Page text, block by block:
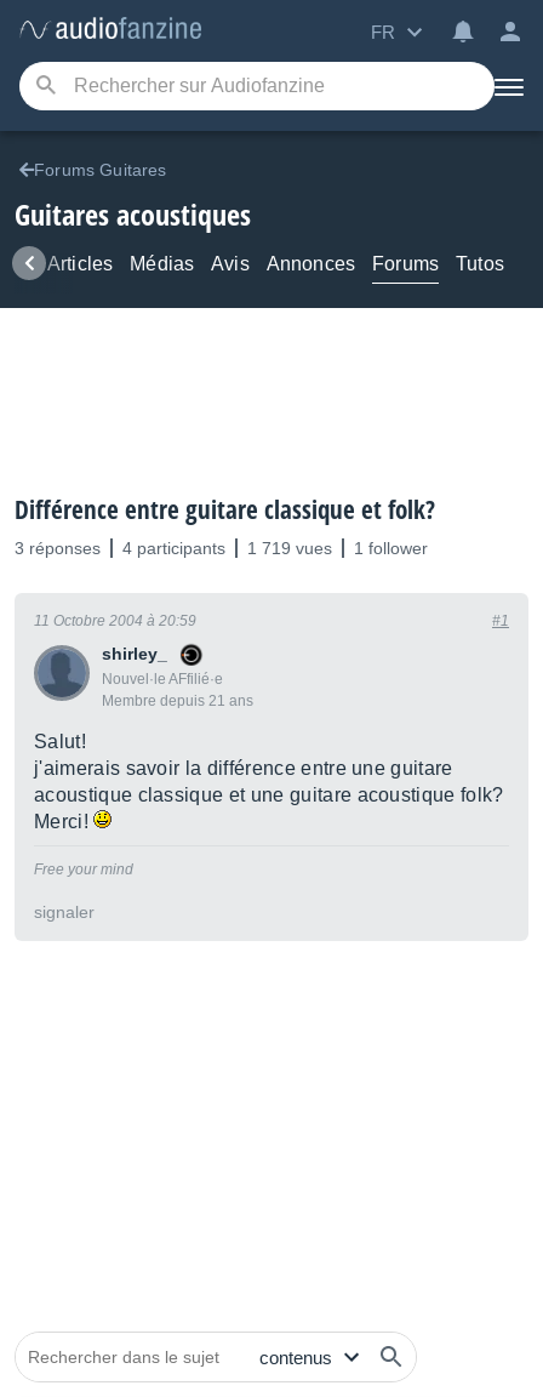
FR
Forums Guitares
Guitares acoustiques
Articles Médias Avis Annonces Forums Tutos
Différence entre guitare classique et folk?
3 réponses 4 participants 1 719 vues 1 follower
shirley_
Nouvel·le AFfilié·e
Membre depuis 21 ans
11 Octobre 2004 à 20:59 #1
Salut!
j'aimerais savoir la différence entre une guitare
acoustique classique et une guitare acoustique folk?
Merci!
Free your mind
signaler